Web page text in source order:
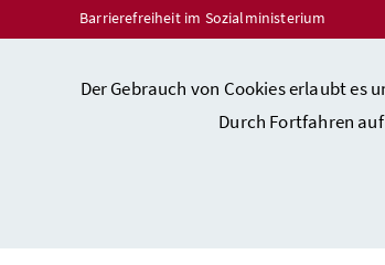
Der Gebrauch von Cookies erlaubt es
Durch Fortfahren
Barrierefreiheit im Sozialministerium